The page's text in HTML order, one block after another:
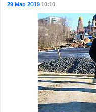
29 Мар 201910:10